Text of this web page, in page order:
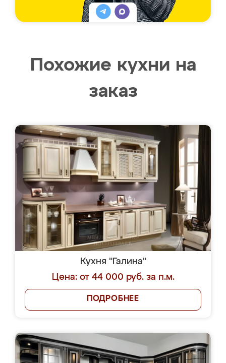
Похожие кухни на
заказ
Кухня "Галина"
Цена: от 44 000 руб. за п.м.
ПОДРОБНЕЕ